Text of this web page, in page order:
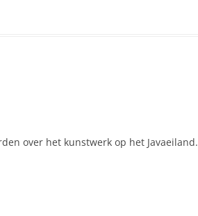
over het kunstwerk op het Javaeiland.